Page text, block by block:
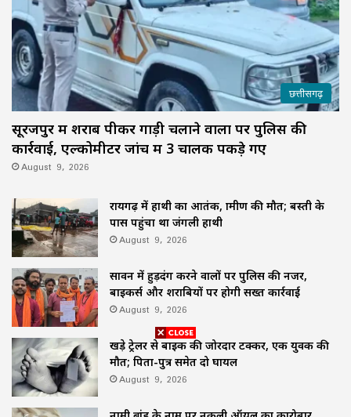
छत्तीसगढ़
सूरजपुर में शराब पीकर गाड़ी चलाने वालों पर पुलिस की
कार्रवाई, एल्कोमीटर जांच में 3 चालक पकड़े गए
August 9, 2026
रायगढ़ में हाथी का आतंक, ग्रामीण की मौत; बस्ती के
पास पहुंचा था जंगली हाथी
August 9, 2026
सावन में हुड़दंग करने वालों पर पुलिस की नजर,
बाइकर्स और शराबियों पर होगी सख्त कार्रवाई
August 9, 2026
खड़े ट्रेलर से बाइक की जोरदार टक्कर, एक युवक की
मौत; पिता-पुत्र समेत दो घायल
August 9, 2026